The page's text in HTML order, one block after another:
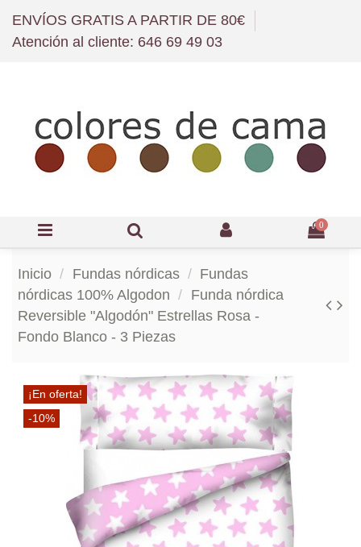
ENVÍOS GRATIS A PARTIR DE 80€
Atención al cliente: 646 69 49 03
0
Inicio Fundas nórdicas
Fundas
nórdicas 100% Algodon
Funda nórdica
Reversible "Algodón" Estrellas Rosa -
Fondo Blanco - 3 Piezas
¡En oferta!
-10%